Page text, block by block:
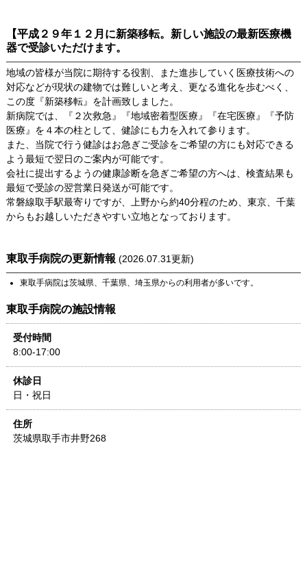
【平成２９年１２月に新築移転。新しい施設の最新医療機
器で受診いただけます。
地域の皆様が当院に期待する役割、また進歩していく医療技術への
対応などが現状の建物では難しいと考え、更なる進化を歩むべく、
この度『新築移転』を計画致しました。
新病院では、『２次救急』『地域密着型医療』『在宅医療』『予防
医療』を４本の柱として、健診にも力を入れて参ります。
また、当院で行う健診はお急ぎご受診をご希望の方にも対応できる
よう最短で翌日のご案内が可能です。
会社に提出するようの健康診断を急ぎご希望の方へは、検査結果も
最短で受診の翌営業日発送が可能です。
常磐線取手駅最寄りですが、上野から約40分程のため、東京、千葉
からもお越しいただきやすい立地となっております。
東取手病院の更新情報 (2026.07.31更新)
東取手病院は茨城県、 千葉県、 埼玉県からの利用者が多いです。
東取手病院の施設情報
受付時間
8:00-17:00
休診日
日・祝日
住所
茨城県取手市井野268